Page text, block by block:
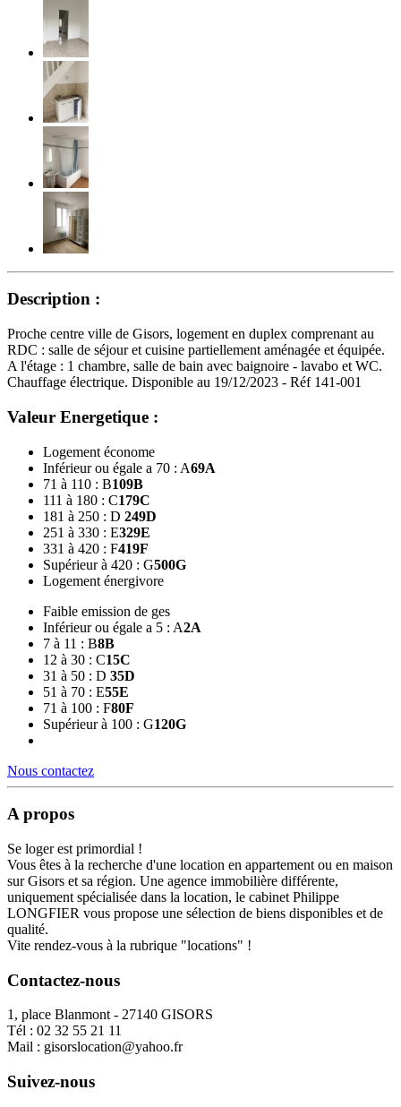
Description :
Proche centre ville de Gisors, logement en duplex comprenant au
RDC : salle de séjour et cuisine partiellement aménagée et équipée.
A l'étage : 1 chambre, salle de bain avec baignoire - lavabo et WC.
Chauffage électrique. Disponible au 19/12/2023 - Réf 141-001
Valeur Energetique :
Logement économe
Inférieur ou égale a 70 : A69A
71 à 110 : B109B
111 à 180 : C179C
181 à 250 : D 249D
251 à 330 : E329E
331 à 420 : F419F
Supérieur à 420 : G500G
Logement énergivore
Faible emission de ges
Inférieur ou égale a 5 : A2A
7 à 11 : B8B
12 à 30 : C15C
31 à 50 : D 35D
51 à 70 : E55E
71 à 100 : F80F
Supérieur à 100 : G120G
Nous contactez
A propos
Se loger est primordial !
Vous êtes à la recherche d'une location en appartement ou en maison
sur Gisors et sa région. Une agence immobilière différente,
uniquement spécialisée dans la location, le cabinet Philippe
LONGFIER vous propose une sélection de biens disponibles et de
qualité.
Vite rendez-vous à la rubrique "locations" !
Contactez-nous
1, place Blanmont - 27140 GISORS
Tél : 02 32 55 21 11
Mail : gisorslocation@yahoo.fr
Suivez-nous